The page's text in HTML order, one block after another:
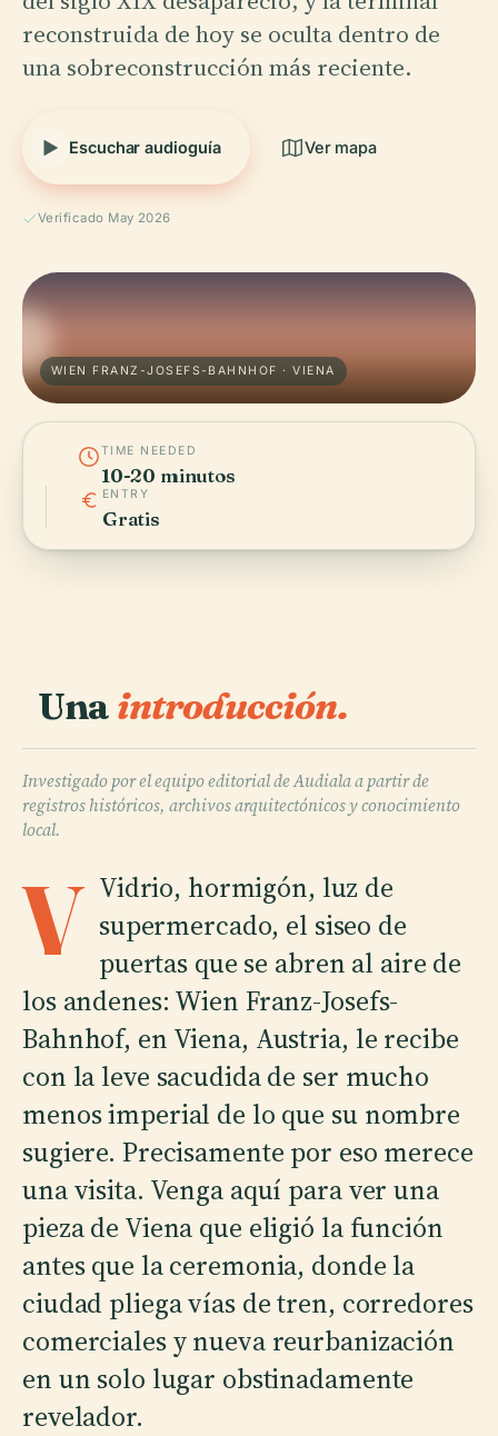
reconstruida de hoy se oculta dentro de
una sobreconstrucción más reciente.
Escuchar audioguía Ver mapa
Verificado May 2026
WIEN FRANZ-JOSEFS-BAHNHOF · VIENA
TIME NEEDED
10-20 minutos
ENTRY
Gratis
Unaintroducción.
Investigado por el equipo editorial de Audiala a partir de
registros históricos, archivos arquitectónicos y conocimiento
local.
V Vidrio, hormigón, luz de
supermercado, el siseo de
puertas que se abren al aire de
los andenes: Wien Franz-Josefs-
Bahnhof, en Viena, Austria, le recibe
con la leve sacudida de ser mucho
menos imperial de lo que su nombre
sugiere. Precisamente por eso merece
una visita. Venga aquí para ver una
pieza de Viena que eligió la función
antes que la ceremonia, donde la
ciudad pliega vías de tren, corredores
comerciales y nueva reurbanización
en un solo lugar obstinadamente
revelador.